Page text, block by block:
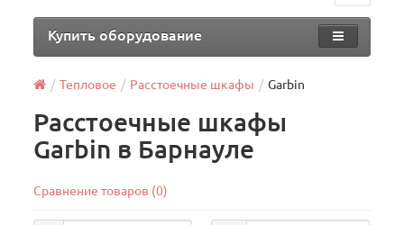
Купить оборудование
Тепловое Расстоечные шкафы Garbin
Расстоечные шкафы
Garbin в Барнауле
Сравнение товаров (0)